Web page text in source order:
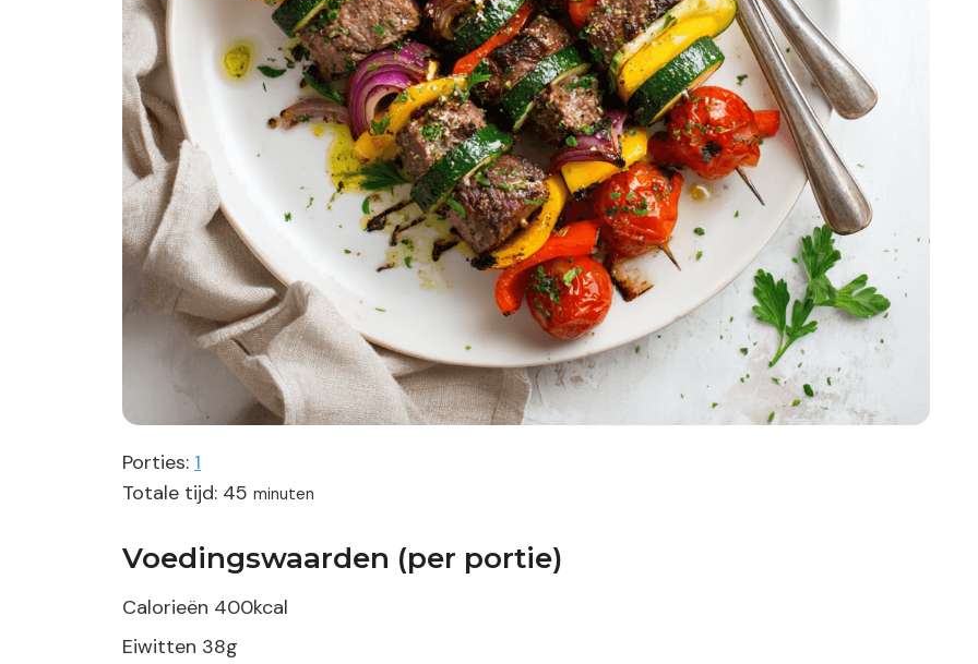
Porties: 1
Totale tijd: 45 minuten
minuten
Voedingswaarden (per portie)
Calorieën 400kcal
Eiwitten 38g